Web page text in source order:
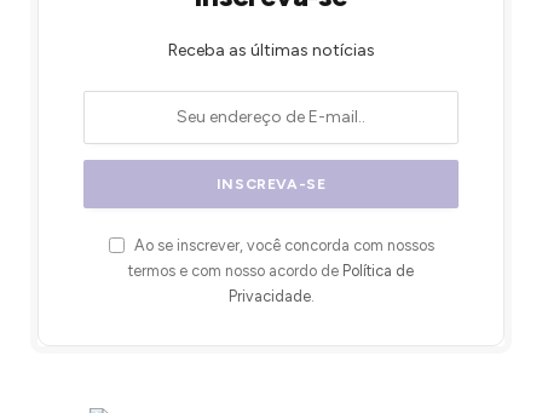
Receba as últimas notícias
Ao se inscrever, você concorda com nossos
termos e com nosso acordo de Política de
Privacidade.